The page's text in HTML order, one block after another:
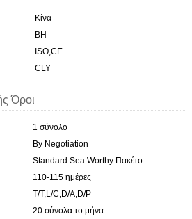
Κίνα
BH
ISO,CE
CLY
Όροι
1 σύνολο
By Negotiation
Standard Sea Worthy Πακέτο
110-115 ημέρες
T/T,L/C,D/A,D/P
20 σύνολα το μήνα